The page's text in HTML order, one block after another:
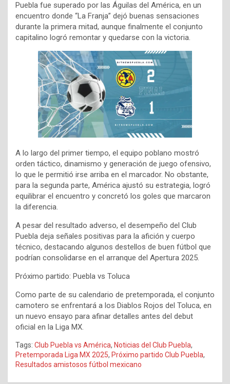
Puebla fue superado por las Águilas del América, en un
encuentro donde “La Franja” dejó buenas sensaciones
durante la primera mitad, aunque finalmente el conjunto
capitalino logró remontar y quedarse con la victoria.
A lo largo del primer tiempo, el equipo poblano mostró
orden táctico, dinamismo y generación de juego ofensivo,
lo que le permitió irse arriba en el marcador. No obstante,
para la segunda parte, América ajustó su estrategia, logró
equilibrar el encuentro y concretó los goles que marcaron
la diferencia.
A pesar del resultado adverso, el desempeño del Club
Puebla deja señales positivas para la afición y cuerpo
técnico, destacando algunos destellos de buen fútbol que
podrían consolidarse en el arranque del Apertura 2025.
Próximo partido: Puebla vs Toluca
Como parte de su calendario de pretemporada, el conjunto
camotero se enfrentará a los Diablos Rojos del Toluca, en
un nuevo ensayo para afinar detalles antes del debut
oficial en la Liga MX.
Tags: Club Puebla vs América, Noticias del Club Puebla,
Pretemporada Liga MX 2025, Próximo partido Club Puebla,
Resultados amistosos fútbol mexicano